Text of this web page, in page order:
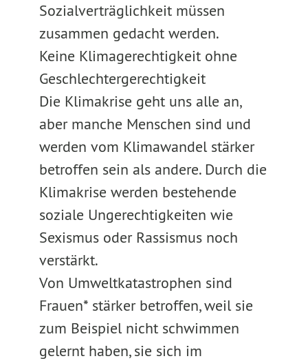
Sozialverträglichkeit müssen
zusammen gedacht werden.
Keine Klimagerechtigkeit ohne
Geschlechtergerechtigkeit
Die Klimakrise geht uns alle an,
aber manche Menschen sind und
werden vom Klimawandel stärker
betroffen sein als andere. Durch die
Klimakrise werden bestehende
soziale Ungerechtigkeiten wie
Sexismus oder Rassismus noch
verstärkt.
Von Umweltkatastrophen sind
Frauen* stärker betroffen, weil sie
zum Beispiel nicht schwimmen
gelernt haben, sie sich im